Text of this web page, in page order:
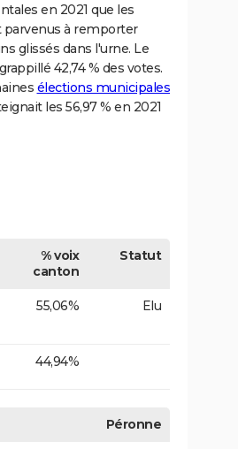
en 2021 que les
parvenus à remporter
glissés dans l'urne. Le
42,74 % des votes.
élections municipales
les 56,97 % en 2021
% voix
canton
Statut
55,06% Elu
44,94%
Péronne